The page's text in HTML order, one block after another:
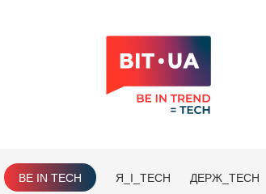
BE IN TECH Я_І_TECH ДЕРЖ_TECH